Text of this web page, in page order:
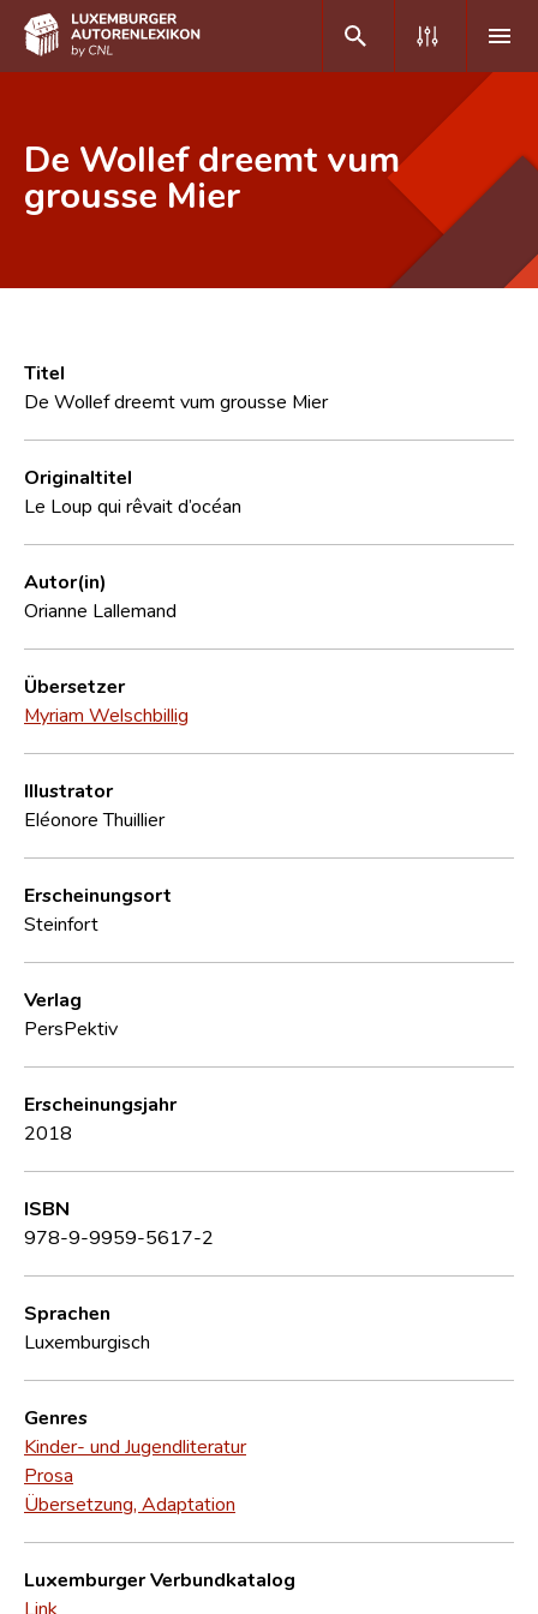
DE FR
Home
Häufige Fragen und Antworten
CNL
Forschungsgruppe
Kontakt
De Wollef dreemt vum
grousse Mier
Titel
De Wollef dreemt vum grousse Mier
Originaltitel
Le Loup qui rêvait d’océan
Autor(in)
Orianne Lallemand
Übersetzer
Myriam Welschbillig
Illustrator
Eléonore Thuillier
Erscheinungsort
Steinfort
Verlag
PersPektiv
Erscheinungsjahr
2018
ISBN
978-9-9959-5617-2
Sprachen
Luxemburgisch
Genres
Kinder- und Jugendliteratur
Prosa
Übersetzung, Adaptation
Luxemburger Verbundkatalog
Link